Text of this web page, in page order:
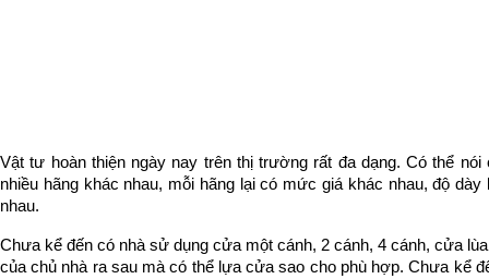
Vật tư hoàn thiện ngày nay trên thị trường rất đa dạng. Có thể
nhiều hãng khác nhau, mỗi hãng lại có mức giá khác nhau, độ
nhau.
Chưa kể đến có nhà sử dụng cửa một cánh, 2 cánh, 4 cánh, cửa
của chủ nhà ra sau mà có thể lựa cửa sao cho phù hợp. Chưa kể